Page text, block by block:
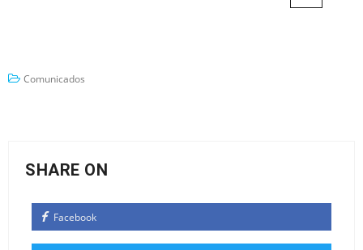
Comunicados
SHARE ON
Facebook